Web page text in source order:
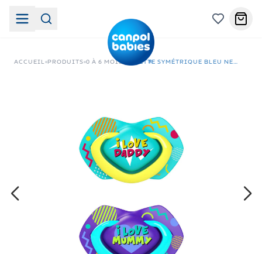
ACCUEIL PRODUITS 0 À 6 MOIS SUCETTE SYMÉTRIQUE BLEU NEON LOVE 2 PCS 0-6MOIS-22/652_BLU